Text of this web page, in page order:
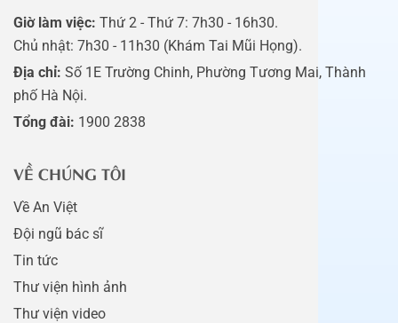
Giờ làm việc: Thứ 2 - Thứ 7: 7h30 - 16h30.
Chủ nhật: 7h30 - 11h30 (Khám Tai Mũi Họng).
Địa chỉ: Số 1E Trường Chinh, Phường Tương Mai, Thành
phố Hà Nội.
Tổng đài: 1900 2838
VỀ CHÚNG TÔI
Về An Việt
Đội ngũ bác sĩ
Tin tức
Thư viện hình ảnh
Thư viện video